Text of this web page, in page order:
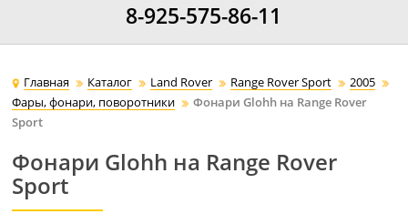
8-925-575-86-11
Главная Каталог Land Rover Range Rover Sport
2005
Фары, фонари, поворотники
Фонари Glohh на Range Rover
Sport
Фонари Glohh на Range Rover
Sport